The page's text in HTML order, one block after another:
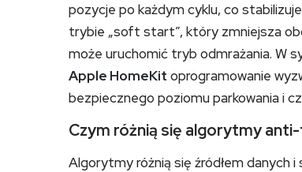
pozycje po każdym cyklu, co
trybie „soft start”, który zmniejsza
może uruchomić tryb odmrażania. W
Apple HomeKit oprogramowanie
bezpiecznego poziomu parkowania i
Czym różnią się algorytmy
Algorytmy różnią się źródłem danych